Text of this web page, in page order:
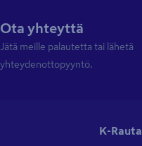
Ota yhteyttä
Jätä meille palautetta tai lähetä
yhteydenottopyyntö.
K-Rauta